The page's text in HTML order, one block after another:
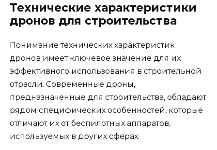
Технические характеристики
дронов для строительства
Понимание технических характеристик
дронов имеет ключевое значение для их
эффективного использования в строительной
отрасли. Современные дроны,
предназначенные для строительства, обладают
рядом специфических особенностей, которые
отличают их от беспилотных аппаратов,
используемых в других сферах.